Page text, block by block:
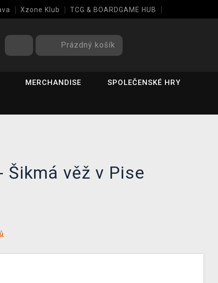
Xzone Klub TCG & BOARDGAME HUB
Prázdný košík
MERCHANDISE SPOLEČENSKÉ HRY
Šikmá věž v Pise